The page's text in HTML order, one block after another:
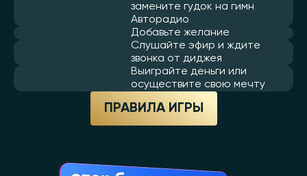
замените гудок на гимн
Авторадио
Добавьте желание
Слушайте эфир и ждите
звонка от диджея
Выиграйте деньги или
осуществите свою мечту
ПРАВИЛА ИГРЫ